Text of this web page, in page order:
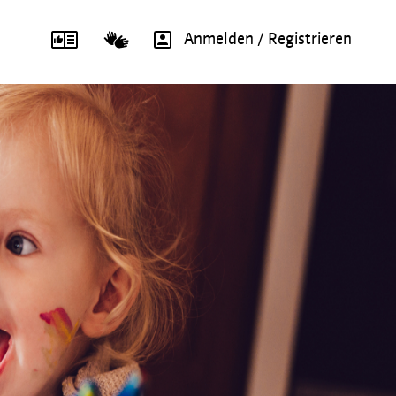
Anmelden / Registrieren